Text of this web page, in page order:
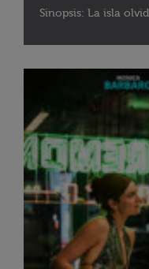
Sinopsis: La isla